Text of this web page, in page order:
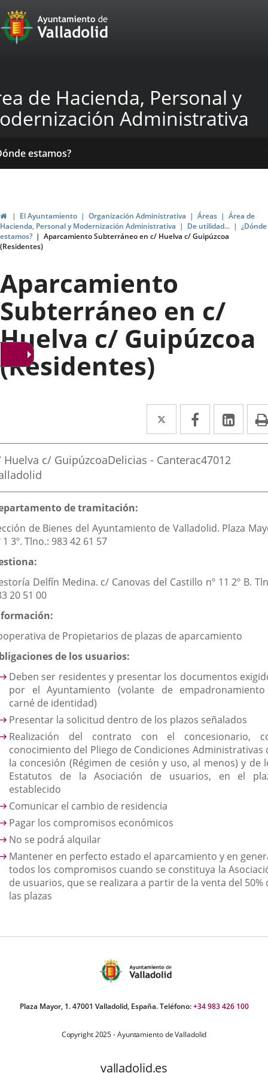
Portal
Web
Ayuntamiento
de
Valladolid
de Hacienda, Personal y
Administrativa
estamos?
HomeEl Ayuntamiento Organización Administrativa Áreas
Área de
Hacienda, Personal y Modernización Administrativa
De utilidad...
¿Dónde
estamos?
Aparcamiento Subterráneo en c/ Huelva c/ Guipúzcoa
(Residentes)
Aparcamiento
Subterráneo en c/
Huelva c/ Guipúzcoa
(Residentes)
Twitter
Enlace
a
una
externa.
Facebook
Enlace
a
una
externa.
a
Huelva c/ GuipúzcoaDelicias - Canterac47012
de tramitación:
de Bienes del Ayuntamiento de Valladolid. Plaza
1 3º. Tlno.: 983 42 61 57
Delfín Medina. c/ Canovas del Castillo nº 11 2º B.
20 51 00
de Propietarios de plazas de aparcamiento
de los usuarios:
Deben ser residentes y presentar los documentos
por el Ayuntamiento (volante de
carné de identidad)
Presentar la solicitud dentro de los plazos señalados
Realización del contrato con el concesionario,
conocimiento del Pliego de Condiciones Administrativas
la concesión (Régimen de cesión y uso, al menos) y de
Estatutos de la Asociación de usuarios, en el
establecido
Comunicar el cambio de residencia
Pagar los compromisos económicos
No se podrá alquilar
Mantener en perfecto estado el aparcamiento y en
todos los compromisos cuando se constituya la
de usuarios, que se realizara a partir de la venta del 50%
las plazas
Plaza Mayor, 1. 47001 Valladolid, España. Teléfono:+34 983 426 100
Copyright 2025 - Ayuntamiento de Valladolid
valladolid.es